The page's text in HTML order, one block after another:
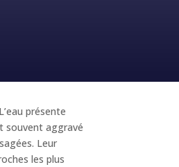
présente
souvent aggravé
Leur
les plus